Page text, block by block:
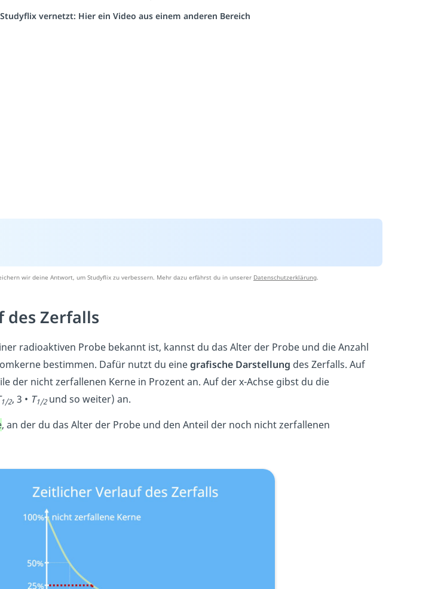
Studyflix vernetzt: Hier ein Video aus einem anderen Bereich
wir deine Antwort, um Studyflix zu verbessern. Mehr dazu erfährst du in unserer Datenschutzerklärung
des Zerfalls
radioaktiven Probe bekannt ist, kannst du das Alter der Probe und die Anzahl
bestimmen. Dafür nutzt du einegrafische Darstellung des Zerfalls. Auf
der nicht zerfallenen Kerne in Prozent an. Auf der x-Achse gibst du die
1/2, 3 • T 1/2und so weiter) an.
, an der du das Alter der Probe und den Anteil der noch nicht zerfallenen